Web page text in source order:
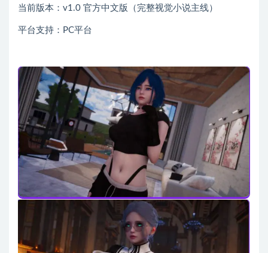
当前版本：v1.0 官方中文版（完整视觉小说主线）
平台支持：PC平台